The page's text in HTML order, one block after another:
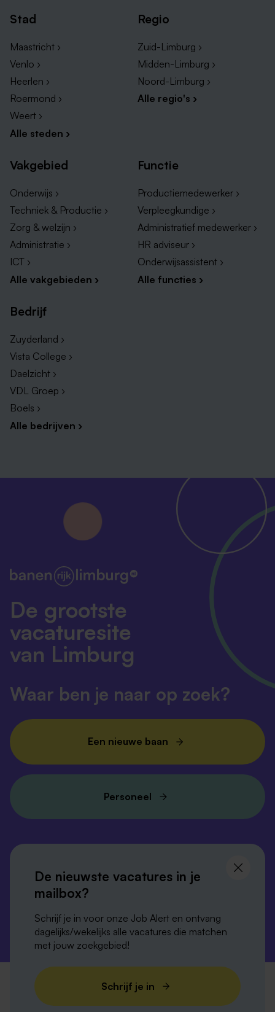
Stad
Maastricht ›
Venlo ›
Heerlen ›
Roermond ›
Weert ›
Alle steden ›
Regio
Zuid-Limburg ›
Midden-Limburg ›
Noord-Limburg ›
Alle regio's ›
Vakgebied
Onderwijs ›
Techniek & Productie ›
Zorg & welzijn ›
Administratie ›
ICT ›
Alle vakgebieden ›
Functie
Productiemedewerker ›
Verpleegkundige ›
Administratief medewerker ›
HR adviseur ›
Onderwijsassistent ›
Alle functies ›
Bedrijf
Zuyderland ›
Vista College ›
Daelzicht ›
VDL Groep ›
Boels ›
Alle bedrijven ›
De grootste
vacaturesite
van Limburg
Waar ben je naar op zoek?
Een nieuwe baan
Personeel
blijf op de hoogte
Privacy-verklaring Disclaimer
Cookies
Verordening digitale diensten
Colofon Sitemap
De nieuwste vacatures in je
mailbox?
Schrijf je in voor onze Job Alert en ontvang
dagelijks/wekelijks alle vacatures die matchen
met jouw zoekgebied!
Schrijf je in